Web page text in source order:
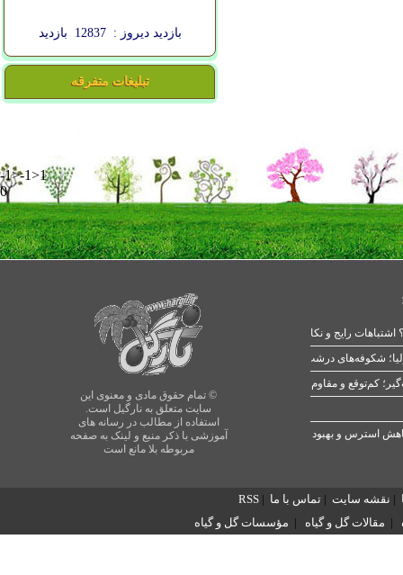
بازدید دیروز : 12837 بازدید
تبلیغات متفرقه
-1>-1>1
0
© تمام حقوق مادی و معنوی این
سایت متعلق به نارگیل است.
استفاده از مطالب در رسانه های
آموزشی با ذکر منبع و لینک به صفحه
مربوطه بلا مانع است
رایج و نکات طلایی
شکوفه‌های درشت در بهار
| نقشه سایت | تماس با ما |
RSS
| مقالات گل و گیاه | مؤسسات گل و گیاه